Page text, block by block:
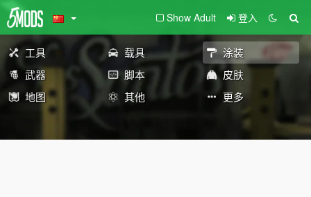
Show Adult 登入
工具 载具
涂装
武器
脚本
皮肤
地图
其他 更多